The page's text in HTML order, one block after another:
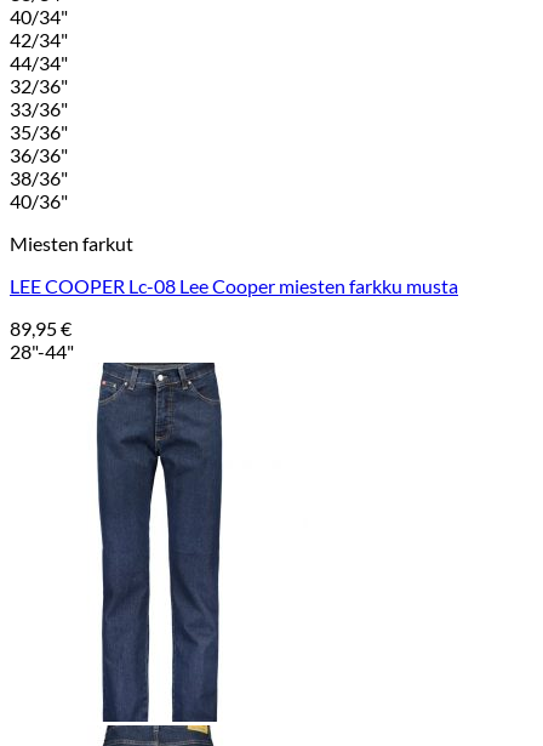
40/34"
42/34"
44/34"
32/36"
33/36"
35/36"
36/36"
38/36"
40/36"
Miesten farkut
LEE COOPER Lc-08 Lee Cooper miesten farkku musta
89,95€
28"-44"